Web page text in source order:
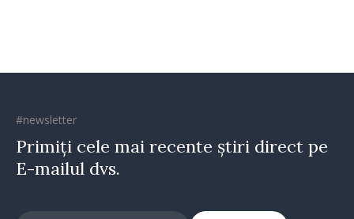
#newsletter
Primiți cele mai recente știri direct pe
E-mailul dvs.